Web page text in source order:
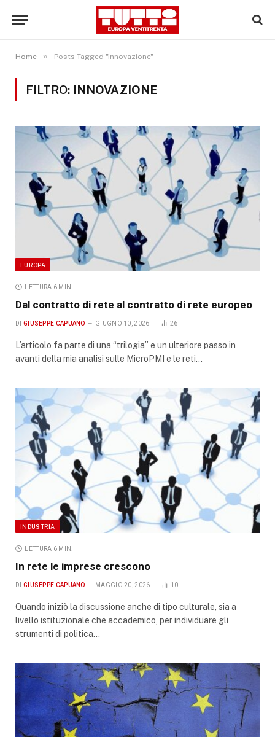
Home » Posts Tagged "innovazione"
FILTRO: INNOVAZIONE
EUROPA
LETTURA 6 MIN.
Dal contratto di rete al contratto di rete europeo
DI GIUSEPPE CAPUANO GIUGNO 10, 2026 26
L’articolo fa parte di una “trilogia” e un ulteriore passo in
avanti della mia analisi sulle MicroPMI e le reti…
INDUSTRIA
LETTURA 6 MIN.
In rete le imprese crescono
DI GIUSEPPE CAPUANO MAGGIO 20, 2026 10
Quando iniziò la discussione anche di tipo culturale, sia a
livello istituzionale che accademico, per individuare gli
strumenti di politica…